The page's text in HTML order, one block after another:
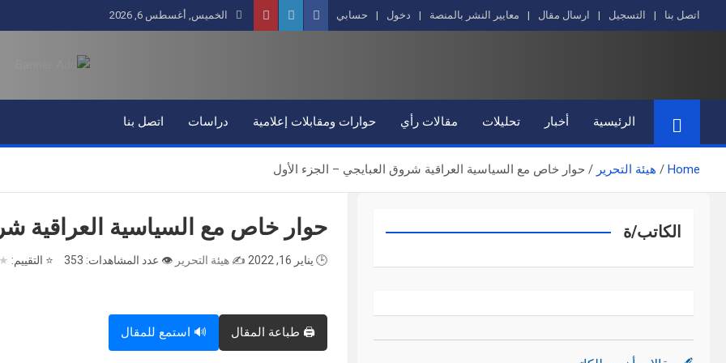
to
الخميس, أغسطس 6, 2026 اتصل بنا التسجيل ارسال مقال معايير النشر بالمنصة دخول حسابي
الرئيسية أخبار تحليلات مقالات رأي حوارات ومقابلات إعلامية دراسات اتصل بنا
Home هيئة التحرير حوار خاص مع السياسية العراقية شروق العبايجي – الجزء الأول
حوار خاص مع السياسية العراقية
🕒 يناير 16, 2022 ✍️ هيئة التحرير 👁️ عدد المشاهدات: 353 ⭐ التقييم: ★
🖨️ طباعة المقال 🔊 استمع للمقال
الكاتب/ة